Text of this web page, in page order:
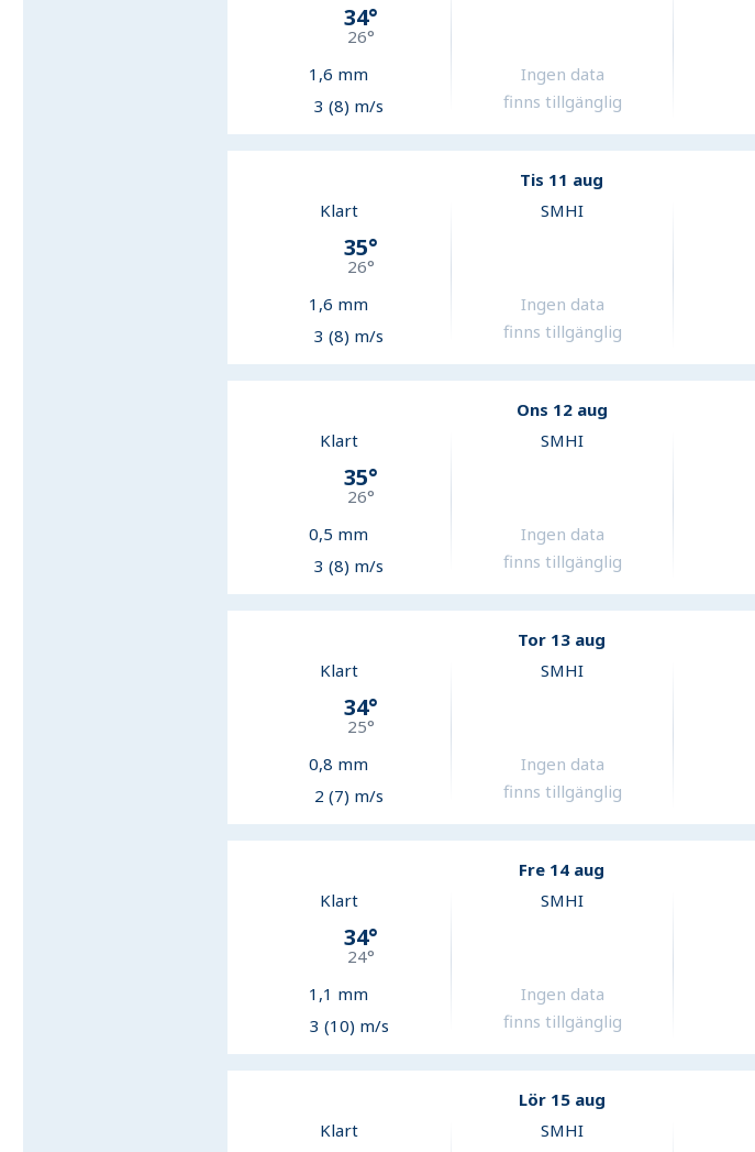
34°
26°
1,6 mm
3 (8) m/s
Ingen data
finns tillgänglig
Tis 11 aug
Klart
35°
26°
1,6 mm
3 (8) m/s
SMHI
Ingen data
finns tillgänglig
Ons 12 aug
Klart
35°
26°
0,5 mm
3 (8) m/s
SMHI
Ingen data
finns tillgänglig
Tor 13 aug
Klart
34°
25°
0,8 mm
2 (7) m/s
SMHI
Ingen data
finns tillgänglig
Fre 14 aug
Klart
34°
24°
1,1 mm
3 (10) m/s
SMHI
Ingen data
finns tillgänglig
Lör 15 aug
Klart
SMHI